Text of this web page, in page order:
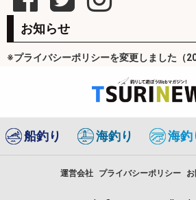
お知らせ
※プライバシーポリシーを変更しました（
船釣り 海釣り 海釣
運営会社 プライバシーポリシー